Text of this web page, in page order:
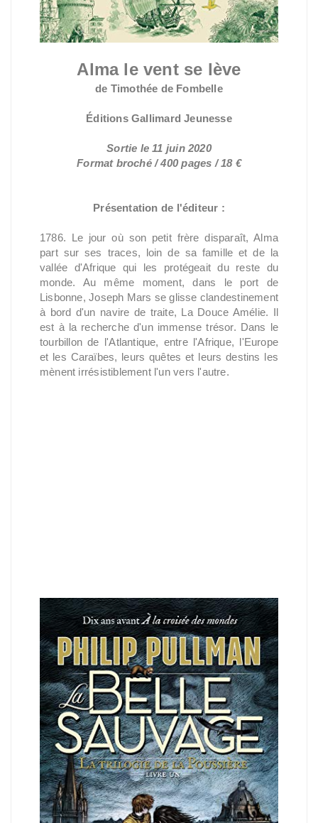
Alma le vent se lève
de Timothée de Fombelle
Éditions Gallimard Jeunesse
Sortie le 11 juin 2020
Format broché / 400 pages / 18 €
Présentation de l'éditeur :
1786. Le jour où son petit frère disparaît, Alma
part sur ses traces, loin de sa famille et de la
vallée d'Afrique qui les protégeait du reste du
monde. Au même moment, dans le port de
Lisbonne, Joseph Mars se glisse clandestinement
à bord d'un navire de traite, La Douce Amélie. Il
est à la recherche d'un immense trésor. Dans le
tourbillon de l'Atlantique, entre l'Afrique, l'Europe
et les Caraïbes, leurs quêtes et leurs destins les
mènent irrésistiblement l'un vers l'autre.